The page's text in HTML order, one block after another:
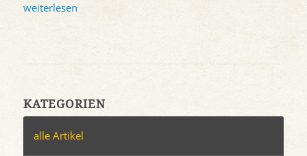
weiterlesen
KATEGORIEN
alle Artikel